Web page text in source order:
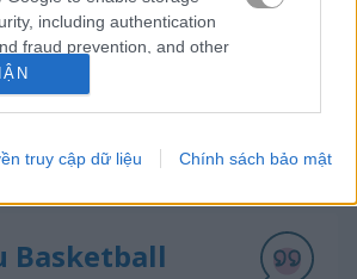
including authentication
fraud prevention, and other
truy cập dữ liệu Chính sách bảo mật
Basketball